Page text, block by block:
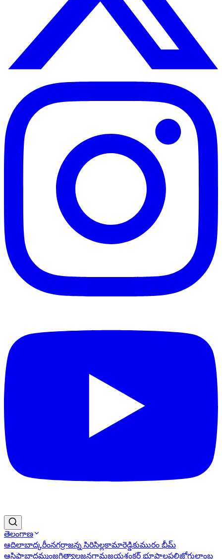
తెలంగాణ
ఆదిలాబాద్కరీంనగర్రాజన్న సిరిసిల్లకామారెడ్డికుమురం భీమ్
ఆసిఫాబాద్ఖమ్మంజగిత్యాలజనగామజయశంకర్ భూపాలపల్లిజోగులాంబ